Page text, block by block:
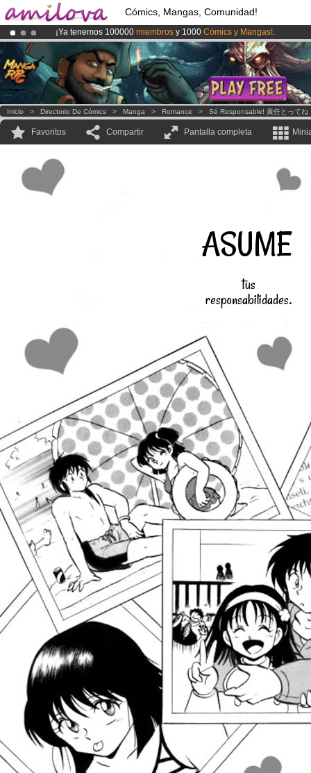
Cómics, Mangas, Comunidad!
¡Ya tenemos 100000 miembros y 1000 Cómics y Mangas!.
¡Conviertete en Premium por3.95 eurosal mes!Hazte Premium ya
El Kickstarter Amilova está desormado lanzado!.
Inicio > Directorio De Cómics > Manga > Romance > Sé Responsable! 責任とってね
Favoritos Compartir Pantalla completa
ASUME
tus
responsabilidades.